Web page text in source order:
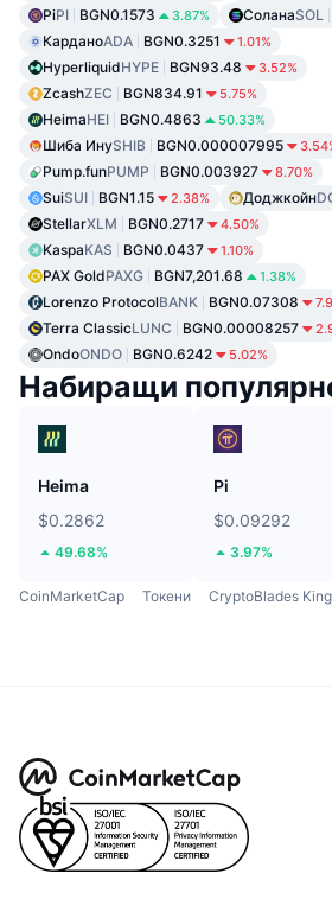
PiPI BGN0.1573 3.87% СоланаSOL
КарданоADA BGN0.3251 1.01%
HyperliquidHYPE BGN93.48 3.52%
ZcashZEC BGN834.91 5.75%
HeimaHEI BGN0.4863 50.33%
Шиба ИнуSHIB BGN0.000007995
Pump.funPUMP BGN0.003927 8.70%
SuiSUI BGN1.15 2.38% Доджкойн
StellarXLM BGN0.2717 4.50%
KaspaKAS BGN0.0437 1.10%
PAX GoldPAXG BGN7,201.68 1.38%
Lorenzo ProtocolBANK BGN0.07308
Terra ClassicLUNC BGN0.00008257
OndoONDO BGN0.6242 5.02%
Набиращи
Heima
$0.2862
49.68%
Pi
$0.09292
3.97%
CoinMarketCap Токени CryptoBlades